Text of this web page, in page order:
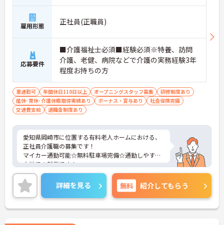
高く、急なシフト変更や無理な長時間勤務が発生し
にくい人員体制です
・訪問スケジュールに沿って施設内でのケアを行う
ため、月平均の残業時間は5時間から7時間程度とか
なり少なめに抑えられます
・夜勤明けの翌日は原則としてお休みとなるシフト
編成が組まれており、しっかりと休息を取りながら
長期的な就業が可能です
＜評価制度でキャリアアップ＞
・介護福祉士や初任者研修などの資格や実務経験、
夜勤回数がしっかりと給与に反映されるためモチベ
・年次を問わずリーダーや主任などのマネジメント
職へ昇格する事例も多数あり、腰を据えて長期的な
キャリア形成が可能です
雇用形態 正社員(正職員)
応募要件
■介護福祉士必須■経験必須※特養、訪問
介護、老健、病院などで介護の実務経験3年
程度お持ちの方
車通勤可 年間休日110日以上 オープニングスタッフ募集
研修制度あり
産休･育休･介護休暇取得実績あり
ボーナス・賞与あり
社会保険完備
交通費支給
退職金制度あり
愛知県岡崎市に位置する有料老人ホームにおける、
正社員介護職の募集です！
マイカー通勤可能☆無料駐車場完備☆通勤しやすい
立地での就業です！
ご興味ある方には、面接対策ポイントなど、さらに
詳細をお話しいたしますのでお気軽にご相談くださ
い。
詳細を見る 無料 紹介してもらう